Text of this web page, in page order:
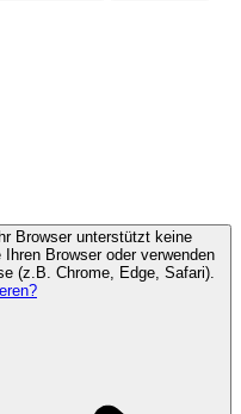
Ihr Browser unterstützt keine
Browser oder verwenden
(z.B. Chrome, Edge, Safari).